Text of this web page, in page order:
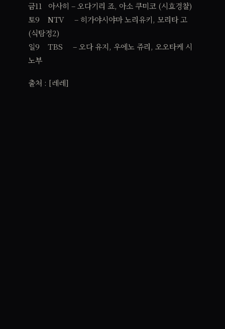
금11 아사히 – 오다기리 죠, 아소 쿠미코 (시효경찰)
토9 NTV – 히가야시야마 노리유키, 모리타 고
(식탐정2)
일9 TBS – 오다 유지, 우에노 쥬리, 오오타케 시
노부
출처 : [레레]